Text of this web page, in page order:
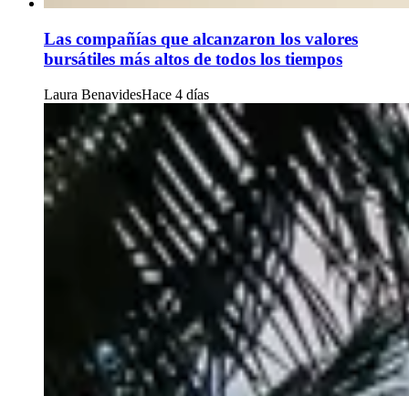
Las compañías que alcanzaron los valores
bursátiles más altos de todos los tiempos
Laura BenavidesHace 4 días